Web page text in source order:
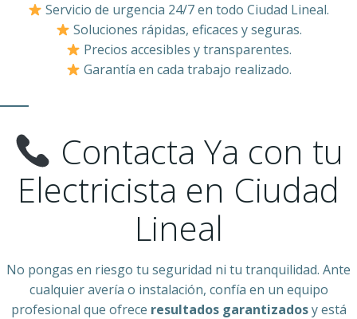
Servicio de urgencia 24/7 en todo Ciudad Lineal.
Soluciones rápidas, eficaces y seguras.
Precios accesibles y transparentes.
Garantía en cada trabajo realizado.
Contacta Ya con tu
Electricista en Ciudad
Lineal
No pongas en riesgo tu seguridad ni tu tranquilidad. Ante
cualquier avería o instalación, confía en un equipo
profesional que ofrece resultados garantizadosy está